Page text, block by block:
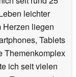
leichter
Herzen liegen
Tablets
Themenkomplex
ich seit vielen